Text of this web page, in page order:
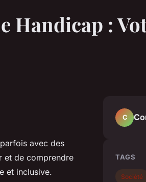
Handicap :
avec des
et de comprendre
et inclusive.
C
TAGS
Société